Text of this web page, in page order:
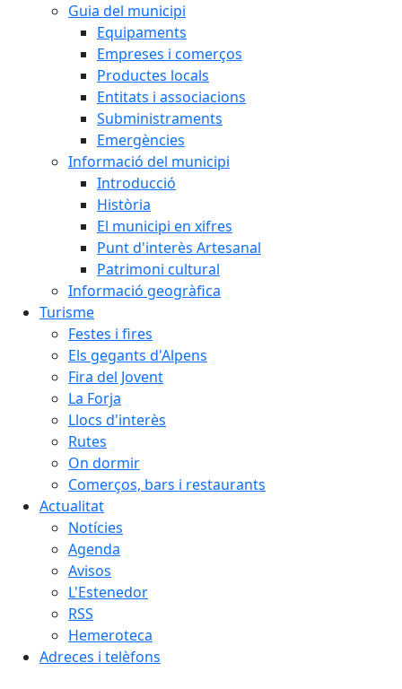
Guia del municipi
Equipaments
Empreses i comerços
Productes locals
Entitats i associacions
Subministraments
Emergències
Informació del municipi
Introducció
Història
El municipi en xifres
Punt d'interès Artesanal
Patrimoni cultural
Informació geogràfica
Turisme
Festes i fires
Els gegants d'Alpens
Fira del Jovent
La Forja
Llocs d'interès
Rutes
On dormir
Comerços, bars i restaurants
Actualitat
Notícies
Agenda
Avisos
L'Estenedor
RSS
Hemeroteca
Adreces i telèfons